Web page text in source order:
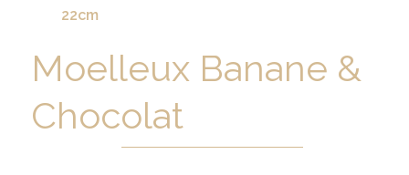
22cm
Moelleux Banane &
Chocolat